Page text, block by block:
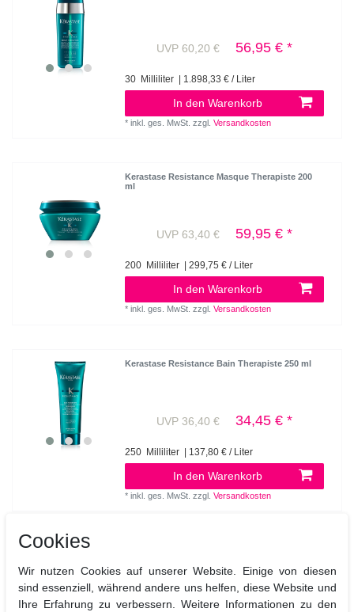
UVP 60,20 € 56,95 € *
30 Milliliter | 1.898,33 € / Liter
In den Warenkorb
*inkl. ges. MwSt. zzgl.Versandkosten
Kerastase Resistance Masque Therapiste 200
ml
UVP 63,40 € 59,95 € *
200 Milliliter | 299,75 € / Liter
In den Warenkorb
*inkl. ges. MwSt. zzgl.Versandkosten
Kerastase Resistance Bain Therapiste 250 ml
UVP 36,40 € 34,45 € *
250 Milliliter | 137,80 € / Liter
In den Warenkorb
*inkl. ges. MwSt. zzgl.Versandkosten
strukturgeschädigtes Haar.
Kérastase Therapiste hilft die durch externe Einflüsse geschwächte
Cookies
Wir nutzen Cookies auf unserer Website. Einige von diesen
sind essenziell, während andere uns helfen, diese Website und
Ihre Erfahrung zu verbessern. Weitere Informationen zu den